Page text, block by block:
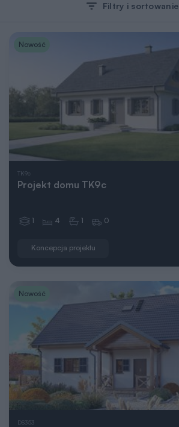
Filtry i sortowanie
Nowość
TK9c
Projekt domu TK9c
Koncepcja projektu
1 4 1 0
Nowość
DS353